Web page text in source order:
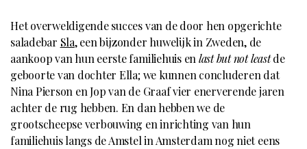
Het overweldigende succes van de door hen opgerichte
saladebar Sla, een bijzonder huwelijk in Zweden, de
aankoop van hun eerste familiehuis enlast but not leastde
geboorte van dochter Ella; we kunnen concluderen dat
Nina Pierson en Jop van de Graaf vier enerverende jaren
achter de rug hebben. En dan hebben we de
grootscheepse verbouwing en inrichting van hun
familiehuis langs de Amstel in Amsterdam nog niet eens